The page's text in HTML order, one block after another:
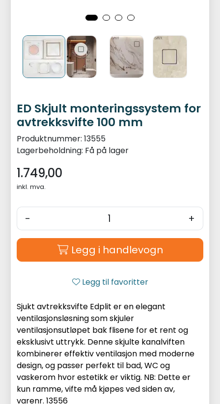
ED Skjult monteringssystem for
avtrekksvifte 100 mm
Produktnummer: 13555
Lagerbeholdning: Få på lager
1.749,00
inkl. mva.
- +
Legg i handlevogn
Legg til favoritter
Sjukt avtrekksvifte Edplit er en elegant
ventilasjonsløsning som skjuler
ventilasjonsutløpet bak flisene for et rent og
eksklusivt uttrykk. Denne skjulte kanalviften
kombinerer effektiv ventilasjon med moderne
design, og passer perfekt til bad, WC og
vaskerom hvor estetikk er viktig. NB: Dette er
kun ramme, vifte må kjøpes ved siden av,
varenr. 13556